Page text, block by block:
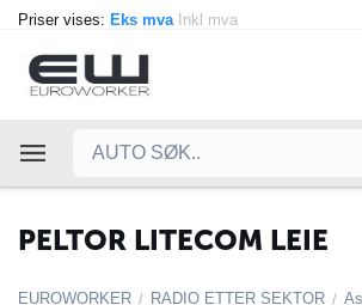
Priser vises: Eks mva Inkl mva
PELTOR LITECOM LEIE
EUROWORKER / RADIO ETTER SEKTOR /